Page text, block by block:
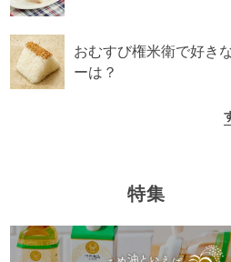
おむすび権米衛で好き
ーは？
特集